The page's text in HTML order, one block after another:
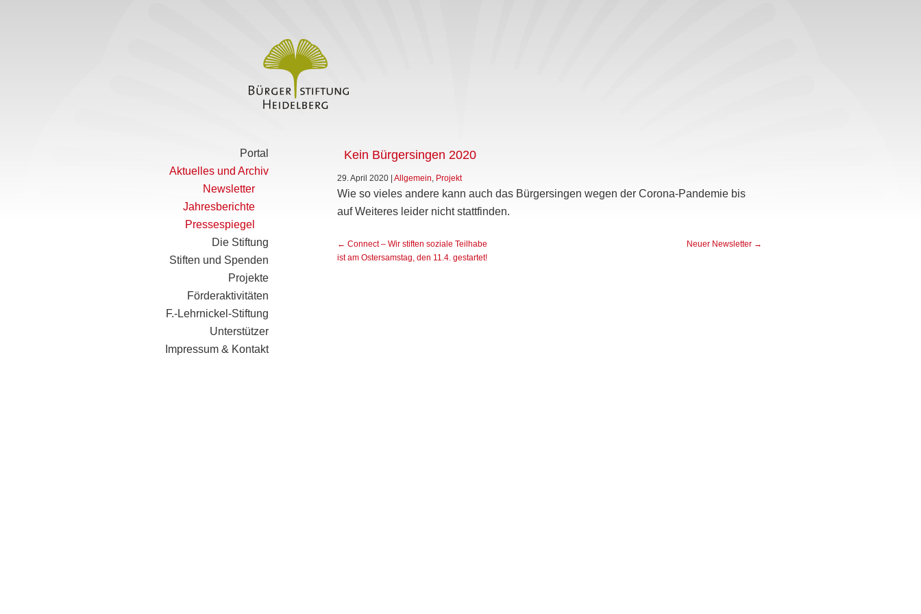
Portal
Aktuelles und Archiv
Newsletter
Jahresberichte
Pressespiegel
Die Stiftung
Stiften und Spenden
Projekte
Förderaktivitäten
F.-Lehrnickel-Stiftung
Unterstützer
Impressum & Kontakt
Kein Bürgersingen 2020
29. April 2020 Allgemein, Projekt
Wie so vieles andere kann auch das Bürgersingen wegen der Corona-Pandemie bis
auf Weiteres leider nicht stattfinden.
← Connect – Wir stiften soziale Teilhabe
ist am Ostersamstag, den 11.4. gestartet!
Neuer Newsletter →